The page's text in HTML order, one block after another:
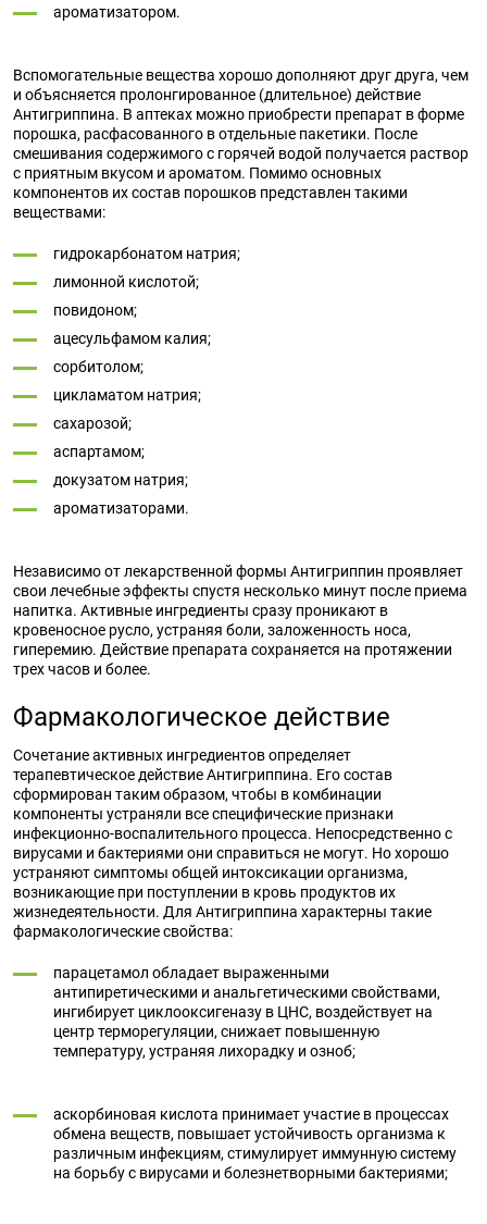
ароматизатором.
Вспомогательные вещества хорошо дополняют друг друга, чем
и объясняется пролонгированное (длительное) действие
Антигриппина. В аптеках можно приобрести препарат в форме
порошка, расфасованного в отдельные пакетики. После
смешивания содержимого с горячей водой получается раствор
с приятным вкусом и ароматом. Помимо основных
компонентов их состав порошков представлен такими
веществами:
гидрокарбонатом натрия;
лимонной кислотой;
повидоном;
ацесульфамом калия;
сорбитолом;
цикламатом натрия;
сахарозой;
аспартамом;
докузатом натрия;
ароматизаторами.
Независимо от лекарственной формы Антигриппин проявляет
свои лечебные эффекты спустя несколько минут после приема
напитка. Активные ингредиенты сразу проникают в
кровеносное русло, устраняя боли, заложенность носа,
гиперемию. Действие препарата сохраняется на протяжении
трех часов и более.
Фармакологическое действие
Сочетание активных ингредиентов определяет
терапевтическое действие Антигриппина. Его состав
сформирован таким образом, чтобы в комбинации
компоненты устраняли все специфические признаки
инфекционно-воспалительного процесса. Непосредственно с
вирусами и бактериями они справиться не могут. Но хорошо
устраняют симптомы общей интоксикации организма,
возникающие при поступлении в кровь продуктов их
жизнедеятельности. Для Антигриппина характерны такие
фармакологические свойства:
парацетамол обладает выраженными
антипиретическими и анальгетическими свойствами,
ингибирует циклооксигеназу в ЦНС, воздействует на
центр терморегуляции, снижает повышенную
температуру, устраняя лихорадку и озноб;
аскорбиновая кислота принимает участие в процессах
обмена веществ, повышает устойчивость организма к
различным инфекциям, стимулирует иммунную систему
на борьбу с вирусами и болезнетворными бактериями;